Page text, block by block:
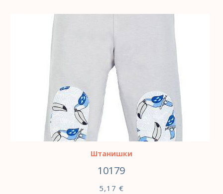
ВЫБЕРИТЕ ПАРАМЕТРЫ
Штанишки
10179
5,17 €